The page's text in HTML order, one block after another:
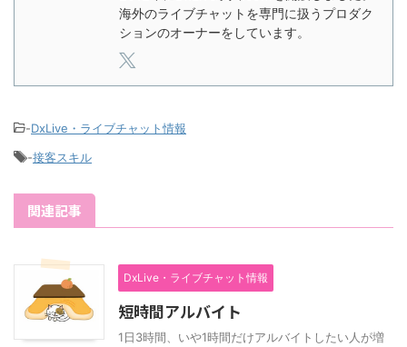
海外のライブチャットを専門に扱うプロダク
ションのオーナーをしています。
-DxLive・ライブチャット情報
-接客スキル
関連記事
DxLive・ライブチャット情報
短時間アルバイト
1日3時間、いや1時間だけアルバイトしたい人が増